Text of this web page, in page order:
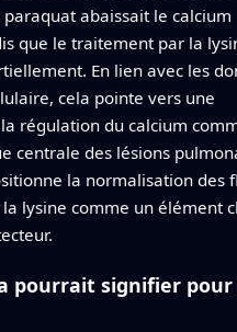
abaissait le calcium
que le traitement par la
En lien avec les
cela pointe vers une
régulation du calcium
centrale des lésions
la normalisation des
lysine comme un élément
pourrait signifier pour